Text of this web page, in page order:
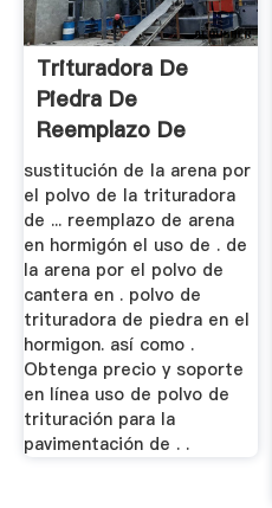
Trituradora De
Piedra De
Reemplazo De
Arena En El
Hormigon
sustitución de la arena por
el polvo de la trituradora
de ... reemplazo de arena
en hormigón el uso de . de
la arena por el polvo de
cantera en . polvo de
trituradora de piedra en el
hormigon. así como .
Obtenga precio y soporte
en línea uso de polvo de
trituración para la
pavimentación de . .